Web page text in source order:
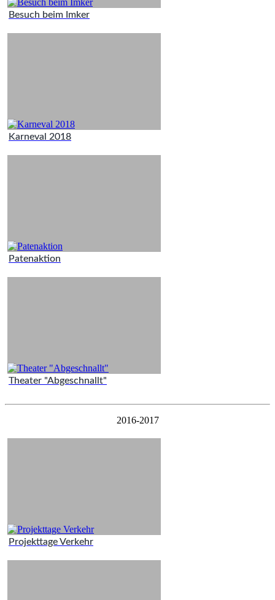
Besuch beim Imker
Karneval 2018
Patenaktion
Theater "Abgeschnallt"
2016-2017
Projekttage Verkehr